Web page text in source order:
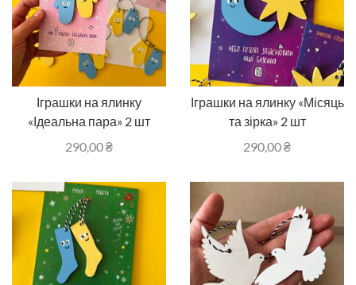
Іграшки на ялинку
«Ідеальна пара» 2 шт
290,00₴
Іграшки на ялинку «Місяць
та зірка» 2 шт
290,00₴